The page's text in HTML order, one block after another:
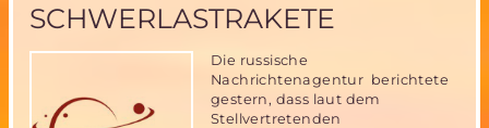
SCHWERLASTRAKETE
Die russische
Nachrichtenagentur berichtete
gestern, dass laut dem
Stellvertretenden